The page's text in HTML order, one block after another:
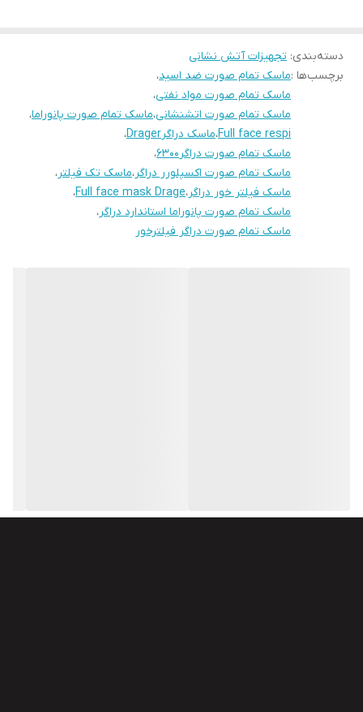
▫️ضمانت اصالت کالا
دسته‌بندی: تجهیزات آتش نشانی
برچسب‌ها :ماسک تمام صورت ضد اسید،
ماسک تمام صورت مواد نفتی،
ماسک تمام صورت اتشنشانی،ماسک تمام صورت پانوراما،
Full face respi،ماسک دراگرDrager
،
ماسک تمام صورت دراگر۶۳۰۰
،
ماسک تمام صورت اکسپلورر دراگر،ماسک تک فیلتر،
ماسک فیلتر خور دراگر،Full face mask Drage،
ماسک تمام صورت پانوراما استاندارد دراگر،
ماسک تمام صورت دراگر فیلترخور